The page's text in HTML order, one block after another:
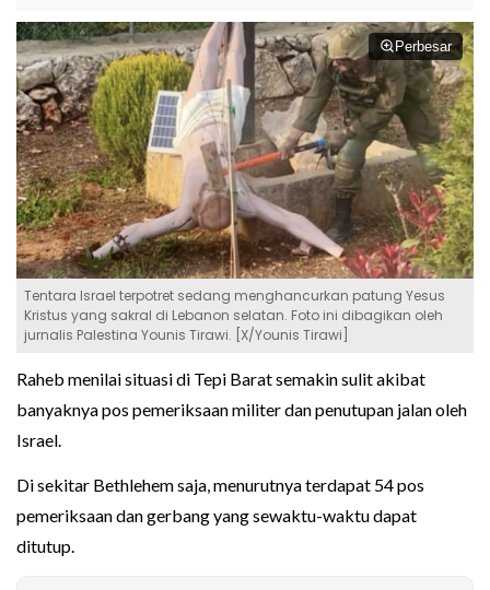
Perbesar
Tentara Israel terpotret sedang menghancurkan patung Yesus
Kristus yang sakral di Lebanon selatan. Foto ini dibagikan oleh
jurnalis Palestina Younis Tirawi. [X/Younis Tirawi]
Raheb menilai situasi di Tepi Barat semakin sulit akibat
banyaknya pos pemeriksaan militer dan penutupan jalan oleh
Israel.
Di sekitar Bethlehem saja, menurutnya terdapat 54 pos
pemeriksaan dan gerbang yang sewaktu-waktu dapat
ditutup.